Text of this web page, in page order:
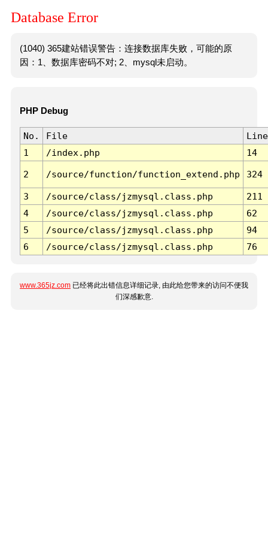
Database Error
(1040) 365建站错误警告：连接数据库失败，可能的原
因：1、数据库密码不对; 2、mysql未启动。
PHP Debug
No. File
Line
1
/index.php 14
2 /source/function/function_extend.php 324
3 /source/class/jzmysql.class.php
211
4
/source/class/jzmysql.class.php
62
5
/source/class/jzmysql.class.php
94
6
/source/class/jzmysql.class.php 76
www.365jz.com 已经将此出错信息详细记录, 由此给您带来的访问不便我
们深感歉意.